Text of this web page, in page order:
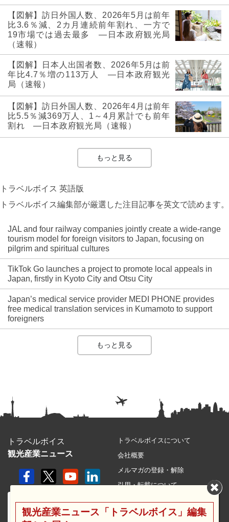
【図解】訪日外国人数、2026年5月は前年
比3.6％減、2カ月連続前年割れ、一方で
19市場では過去最多 ―日本政府観光局
（速報）
【図解】日本人出国者数、2026年5月は前
年比4.7％増の113万人 ―日本政府観光
局（速報）
【図解】訪日外国人数、2026年4月は前年
比5.5％減369万人、1～4月累計でも前年
割れ ―日本政府観光局（速報）
もっと見る
トラベルボイス 英語版
トラベルボイス編集部が厳選した注目記事を英文で読めます。
JAL and four railway companies jointly create a wide-range
tourism model for foreign visitors to Japan, focusing on
pilgrim and spiritual cultures
TikTok Go launches a project to promote local appeals in
Japan, firstly in Kyoto City and Otsu City
Japan’s medical service provider MEDI PHONE provides
free medical translation services in Kumamoto to support
foreigners
もっと見る
トラベルボイス
観光産業ニュース
トラベルボイスについて
会社概要
メルマガの登録・解除
引用・転載について
利用規約
観光産業ニュース「トラベルボイス」編集